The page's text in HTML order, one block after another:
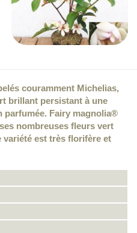
couramment Michelias,
brillant persistant à une
parfumée. Fairy magnolia®
nombreuses fleurs vert
variété est très florifère et